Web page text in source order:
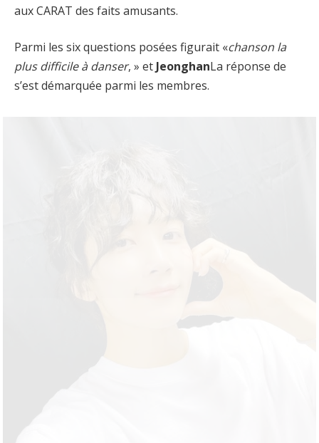
aux CARAT des faits amusants.
Parmi les six questions posées figurait «chanson la
plus difficile à danser, » et JeonghanLa réponse de
s’est démarquée parmi les membres.